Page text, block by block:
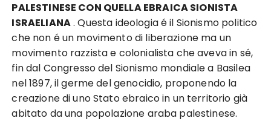
PALESTINESE CON QUELLA EBRAICA SIONISTA
ISRAELIANA. Questa ideologia é il Sionismo politico
che non é un movimento di liberazione ma un
movimento razzista e colonialista che aveva in sé,
fin dal Congresso del Sionismo mondiale a Basilea
nel 1897, il germe del genocidio, proponendo la
creazione di uno Stato ebraico in un territorio già
abitato da una popolazione araba palestinese.